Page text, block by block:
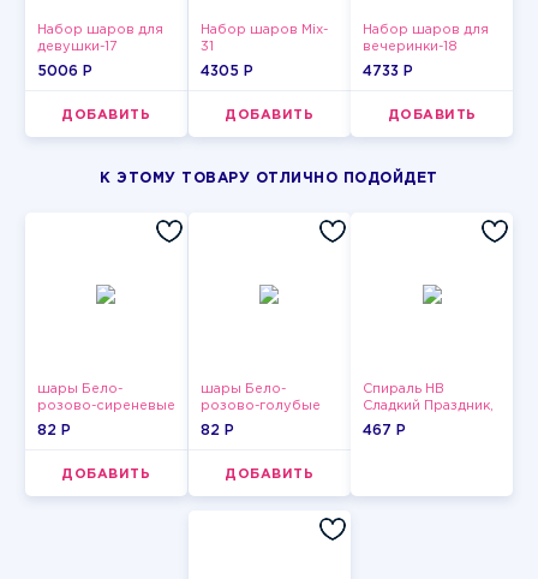
Набор шаров для
девушки-17
5006 P
ДОБАВИТЬ
Набор шаров Mix-
31
4305 P
ДОБАВИТЬ
Набор шаров для
вечеринки-18
4733 P
ДОБАВИТЬ
К ЭТОМУ ТОВАРУ ОТЛИЧНО ПОДОЙДЕТ
шары Бело-
розово-сиреневые
пастельные
82 P
ДОБАВИТЬ
шары Бело-
розово-голубые
пастельные
82 P
ДОБАВИТЬ
Спираль HB
Сладкий Праздник,
12 шт.
467 P